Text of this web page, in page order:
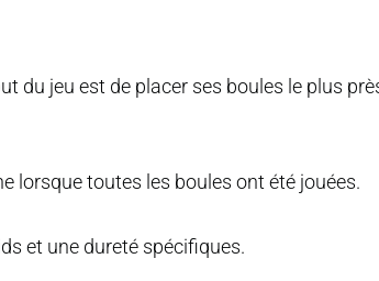
du jeu est de placer ses boules le plus
lorsque toutes les boules ont été jouées.
et une dureté spécifiques.